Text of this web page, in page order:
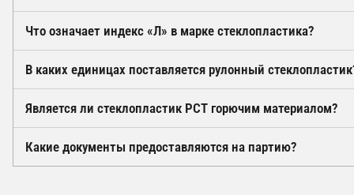
Что означает индекс «Л» в марке стеклопластика?
вид полотна, повышает влагостойкость и стойкость к
используется как электроизоляционный и
В каких единицах поставляется рулонный
метрах и погонных метрах одновременно. Ширина
в карточке товара и в паспорте на партию.
Является ли стеклопластик РСТ горючим материалом?
Точные показатели пожарной безопасности
их следует сверять с требованиями проекта.
Какие документы предоставляются на партию?